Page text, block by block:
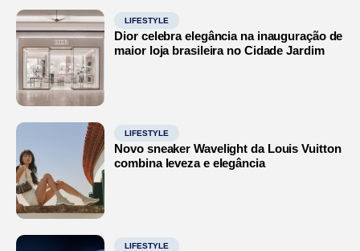
LIFESTYLE
Dior celebra elegância na inauguração de
maior loja brasileira no Cidade Jardim
LIFESTYLE
Novo sneaker Wavelight da Louis Vuitton
combina leveza e elegância
LIFESTYLE